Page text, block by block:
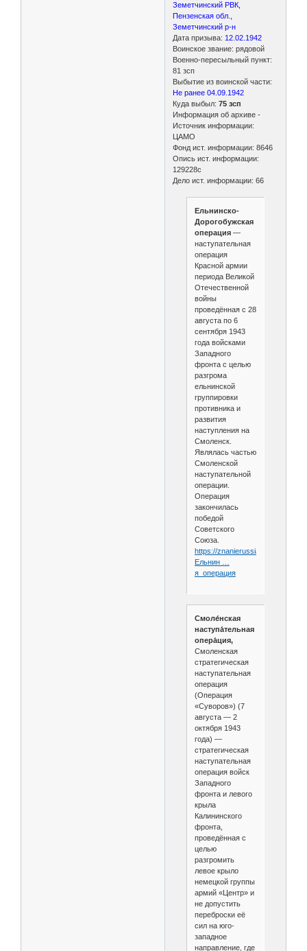
Земетчинский РВК,
Пензенская обл.,
Земетчинский р-н
Дата призыва:12.02.1942
Воинское звание: рядовой
Военно-пересыльный пункт:
81 зсп
Выбытие из воинской части:
Не ранее 04.09.1942
Куда выбыл: 75 зсп
Информация об архиве -
Источник информации:
ЦАМО
Фонд ист. информации: 8646
Опись ист. информации:
129228с
Дело ист. информации: 66
Ельнинско-
Дорогобужская
операция—
наступательная
операция
Красной армии
периода Великой
Отечественной
войны
проведённая с 28
августа по 6
сентября 1943
года войсками
Западного
фронта с целью
разгрома
ельнинской
группировки
противника и
развития
наступления на
Смоленск.
Являлась частью
Смоленской
наступательной
операции.
Операция
закончилась
победой
Советского
Союза.
https://znanierussia.ru/articles/
Ельнин …
я_операция
Смоле́нская
наступа́тельная
опера́ция,
Смоленская
стратегическая
наступательная
операция
(Операция
«Суворов») (7
августа — 2
октября 1943
года) —
стратегическая
наступательная
операция войск
Западного
фронта и левого
крыла
Калининского
фронта,
проведённая с
целью
разгромить
левое крыло
немецкой группы
армий «Центр» и
не допустить
переброски её
сил на юго-
западное
направление, где